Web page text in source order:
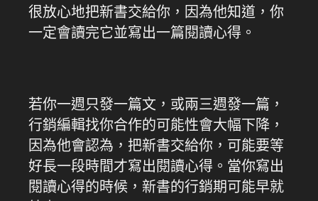
很放心地把新書交給你，因為他知道，你
一定會讀完它並寫出一篇閱讀心得。
若你一週只發一篇文，或兩三週發一篇，
行銷編輯找你合作的可能性會大幅下降，
因為他會認為，把新書交給你，可能要等
好長一段時間才寫出閱讀心得。當你寫出
閱讀心得的時候，新書的行銷期可能早就